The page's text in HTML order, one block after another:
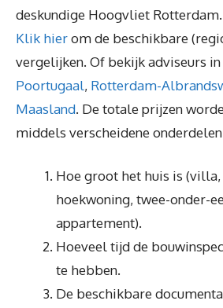
deskundige Hoogvliet
Klik hierom de beschikbare
vergelijken. Of bekijk adviseurs in
Poortugaal, Rotterdam-
Maasland. De totale prijzen
middels verscheidene
Hoe groot het huis is
hoekwoning, twee-onder-
appartement).
Hoeveel tijd de
te hebben.
De beschikbare